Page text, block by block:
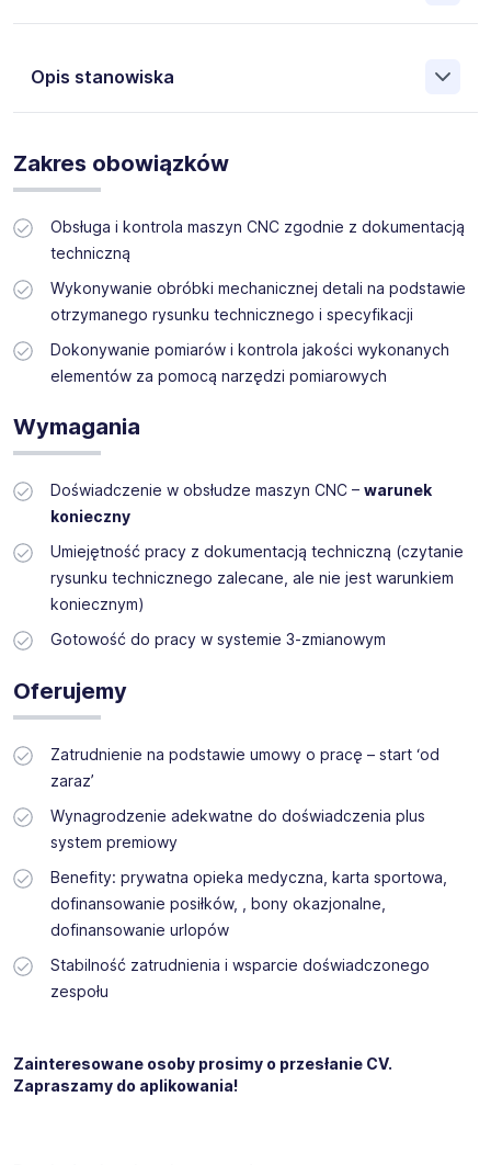
Opis stanowiska
CNC. Osoba na tym stanowisku będzie odpowiedzialna
za seryjną obróbkę części samochodowych na
maszynach sterowanych numerycznie.
zakresie
Zakres obowiązków
Obsługa i kontrola maszyn CNC zgodnie z dokumentacją
techniczną
Wykonywanie obróbki mechanicznej detali na podstawie
otrzymanego rysunku technicznego i specyfikacji
Dokonywanie pomiarów i kontrola jakości wykonanych
elementów za pomocą narzędzi pomiarowych
Wymagania
Doświadczenie w obsłudze maszyn CNC – warunek
konieczny
Umiejętność pracy z dokumentacją techniczną (czytanie
rysunku technicznego zalecane, ale nie jest warunkiem
koniecznym)
Gotowość do pracy w systemie 3-zmianowym
Oferujemy
Zatrudnienie na podstawie umowy o pracę – start ‘od
zaraz’
Wynagrodzenie adekwatne do doświadczenia plus
system premiowy
Benefity: prywatna opieka medyczna, karta sportowa,
dofinansowanie posiłków, , bony okazjonalne,
dofinansowanie urlopów
Stabilność zatrudnienia i wsparcie doświadczonego
zespołu
Zainteresowane osoby prosimy o przesłanie CV.
Zapraszamy do aplikowania!